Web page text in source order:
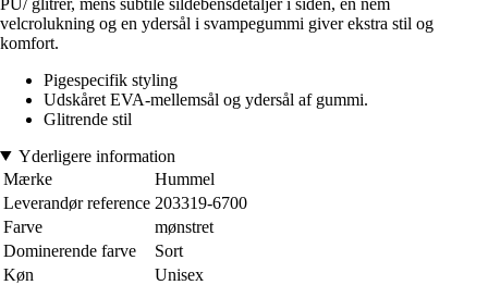
velcrolukning og en ydersål i svampegummi giver ekstra stil og
komfort.
Pigespecifik styling
Udskåret EVA-mellemsål og ydersål af gummi.
Glitrende stil
Yderligere information
Mærke
Hummel
Leverandør reference 203319-6700
Farve
mønstret
Dominerende farve
Sort
Køn
Unisex